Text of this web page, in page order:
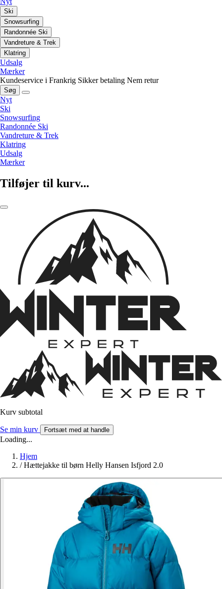
Ski
Snowsurfing
Randonnée Ski
Vandreture & Trek
Klatring
Udsalg
Mærker
Kundeservice i Frankrig Sikker betaling Nem retur
Søg
Nyt
Ski
Snowsurfing
Randonnée Ski
Vandreture & Trek
Klatring
Udsalg
Mærker
Tilføjer til kurv...
Kurv subtotal
Se min kurv Fortsæt med at handle
Loading...
Hjem
/ Hættejakke til børn Helly Hansen Isfjord 2.0